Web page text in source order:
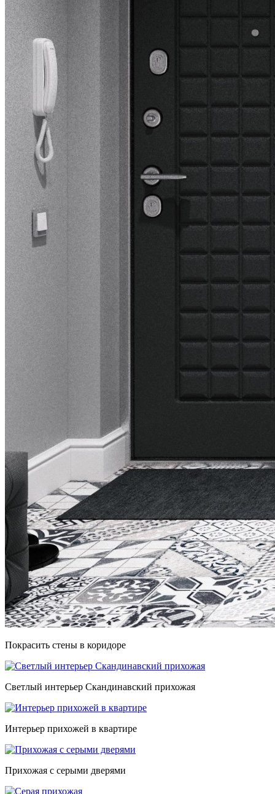
Покрасить стены в коридоре
Светлый интерьер Скандинавский прихожая
Интерьер прихожей в квартире
Прихожая с серыми дверями